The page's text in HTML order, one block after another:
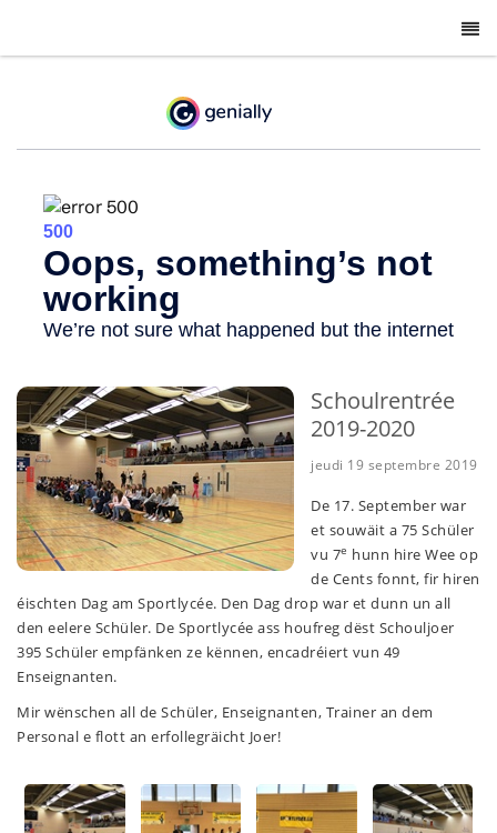
Schoulrentrée
2019-2020
jeudi 19 septembre 2019
De 17. September war
et souwäit a 75 Schüler
vu 7e hunn hire Wee op
de Cents fonnt, fir hiren
éischten Dag am Sportlycée. Den Dag drop war et dunn un all
den eelere Schüler. De Sportlycée ass houfreg dëst Schouljoer
395 Schüler empfänken ze kënnen, encadréiert vun 49
Enseignanten.
Mir wënschen all de Schüler, Enseignanten, Trainer an dem
Personal e flott an erfollegräicht Joer!